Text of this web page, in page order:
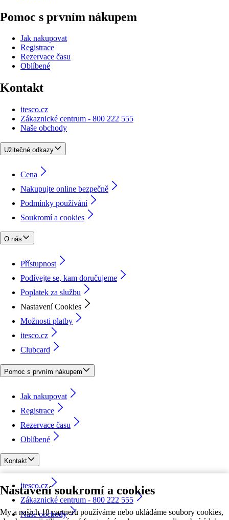
Nastavení soukromí a cookies
My a našich 18 partnerů používáme nebo ukládáme soubory cookies,
Pomoc s prvním nákupem
Jak nakupovat
Registrace
Rezervace času
Oblíbené
Kontakt
itesco.cz
Zákaznické centrum - 800 222 555
Naše obchody
Užitečné odkazy
Cena
Nakupujte online bezpečně
Podmínky používání
Soukromí a cookies
O nás
Přístupnost
Podívejte se, kam doručujeme
Poplatek za službu
Nastavení Cookies
Možnosti platby
itesco.cz
Clubcard
Pomoc s prvním nákupem
Jak nakupovat
Registrace
Rezervace času
Oblíbené
Kontakt
itesco.cz
Zákaznické centrum - 800 222 555
Naše obchody